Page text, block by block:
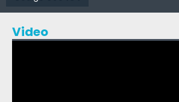
Video